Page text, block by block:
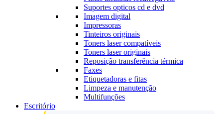
Suportes opticos cd e dvd
Imagem digital
Impressoras
Tinteiros originais
Toners laser compatíveis
Toners laser originais
Reposição transferência térmica
Faxes
Etiquetadoras e fitas
Limpeza e manutenção
Multifunções
Escritório